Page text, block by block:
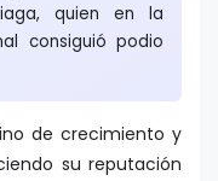
quien en la
consiguió podio
de crecimiento y
su reputación